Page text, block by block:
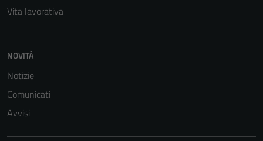
Vita lavorativa
NOVITÀ
Notizie
Comunicati
Avvisi